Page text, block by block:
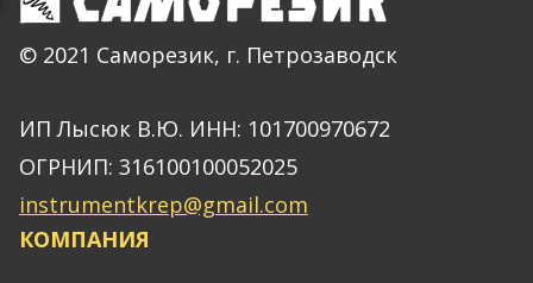
© 2021 Саморезик, г. Петрозаводск
ИП Лысюк В.Ю. ИНН: 101700970672
ОГРНИП: 316100100052025
instrumentkrep@gmail.com
КОМПАНИЯ